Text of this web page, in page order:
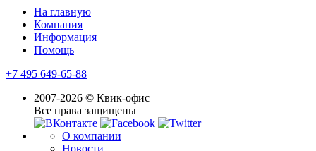
На главную
Компания
Информация
Помощь
+7 495 649-65-88
2007-2026 © Квик-офис
Все права защищены
О компании